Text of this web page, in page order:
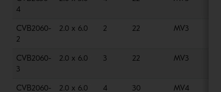
4
CVB2060-
2
2.0 x 6.0 2 22 MV3
CVB2060-
3
2.0 x 6.0 3 22 MV3
CVB2060-
2.0 x 6.0 4 30 MV4